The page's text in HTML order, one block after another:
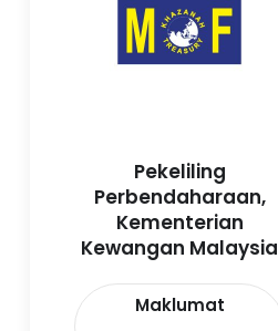
Pekeliling
Perbendaharaan,
Kementerian
Kewangan Malaysia
Maklumat